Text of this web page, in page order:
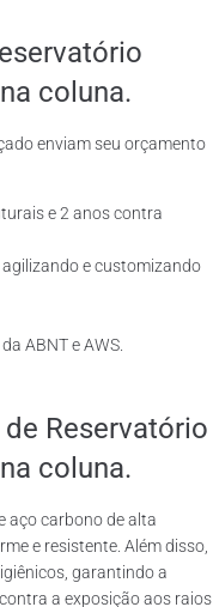
coluna.
enviam seu orçamento
e 2 anos contra
e customizando
ABNT e AWS.
Reservatório
coluna.
aço carbono de alta
e resistente. Além disso,
garantindo a
a exposição aos raios